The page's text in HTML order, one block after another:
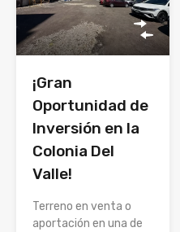
¡Gran
Oportunidad de
Inversión en la
Colonia Del
Valle!
Terreno en venta o
aportación en una de